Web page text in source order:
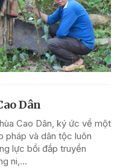
Dân
Cao Dân, ký ức về một
pháp và dân tộc luôn
lực bồi đắp truyền
ni,...